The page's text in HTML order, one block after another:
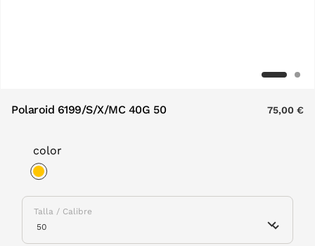
Polaroid 6199/S/X/MC 40G 50 75,00 €
color
Talla / Calibre